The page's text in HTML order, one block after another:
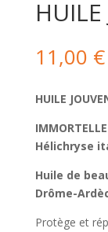
HUILE
11,00 €
HUILE
IMMORTELLE
Hélichryse
Huile de
Drôme-
Protège et